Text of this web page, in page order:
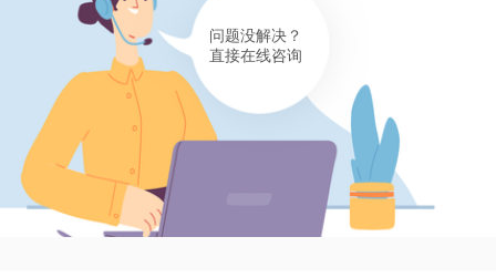
问题没解决？
直接在线咨询